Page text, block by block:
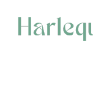
contenido